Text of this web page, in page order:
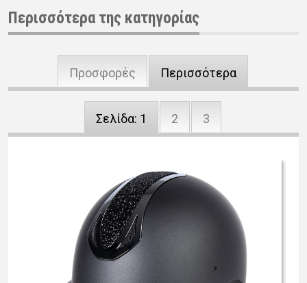
Περισσότερα της κατηγορίας
Προσφορές Περισσότερα
Σελίδα: 1 2 3